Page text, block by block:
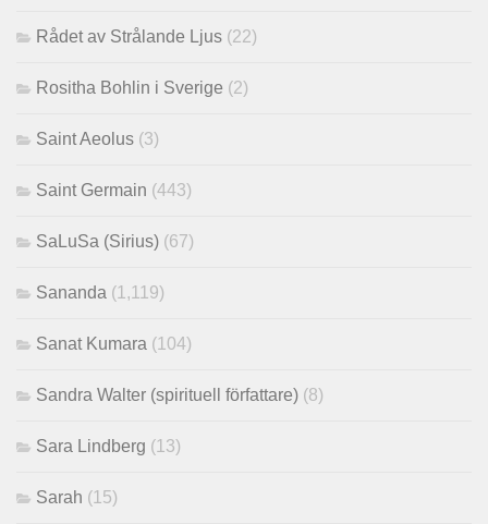
Rådet av Strålande Ljus (22)
Rositha Bohlin i Sverige (2)
Saint Aeolus (3)
Saint Germain (443)
SaLuSa (Sirius) (67)
Sananda (1,119)
Sanat Kumara (104)
Sandra Walter (spirituell författare) (8)
Sara Lindberg (13)
Sarah (15)